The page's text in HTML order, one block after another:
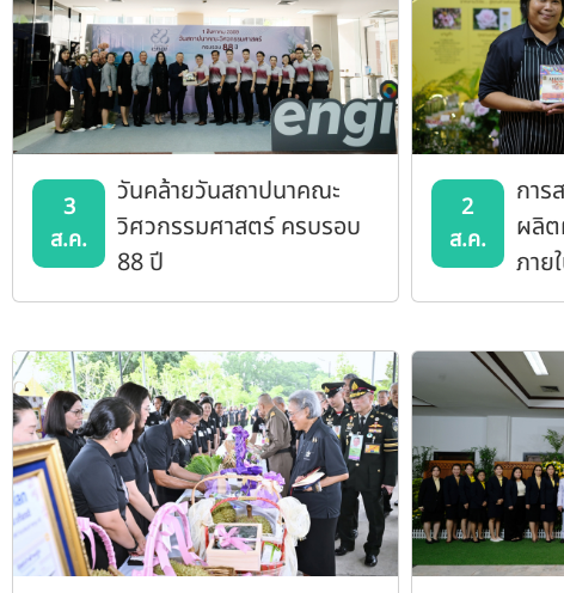
3
ส.ค.
วันคล้ายวันสถาปนาคณะ
วิศวกรรมศาสตร์ ครบรอบ
88 ปี
2
ส.ค.
การ
ผลิต
ภาย
57